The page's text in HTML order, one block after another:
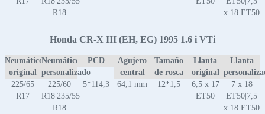
R18
x 18 ET50
Honda CR-X III (EH, EG) 1995 1.6 i VTi
Neumático
original
Neumático
personalizado
PCD
Agujero
central
Tamaño
de rosca
Llanta
original
Llanta
225/65
R17
225/60
R18|235/55
R18
5*114,3 64,1 mm 12*1,5
6,5 x 17
ET50
7 x 18
ET50|7,5
x 18 ET50